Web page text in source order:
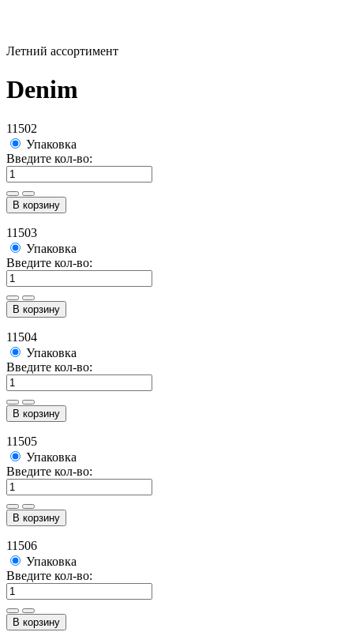
Летний ассортимент
Denim
11502
Упаковка
Введите кол-во:
В корзину
11503
Упаковка
Введите кол-во:
В корзину
11504
Упаковка
Введите кол-во:
В корзину
11505
Упаковка
Введите кол-во:
В корзину
11506
Упаковка
Введите кол-во:
В корзину